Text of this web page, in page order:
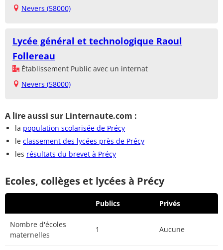
Nevers (58000)
Lycée général et technologique Raoul
Follereau
Établissement Public avec un internat
Nevers (58000)
A lire aussi sur Linternaute.com :
la population scolarisée de Précy
le classement des lycées près de Précy
les résultats du brevet à Précy
Ecoles, collèges et lycées à Précy
Publics Privés
Nombre d'écoles
maternelles
1 Aucune